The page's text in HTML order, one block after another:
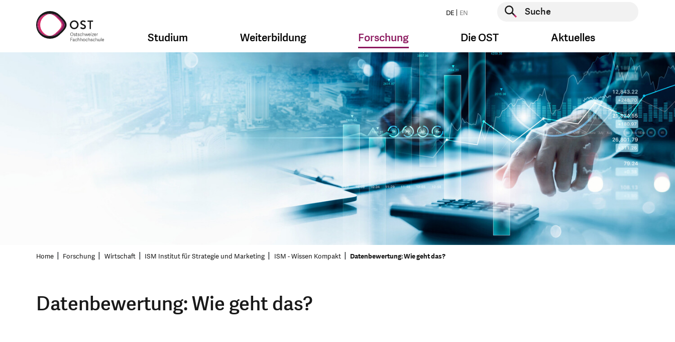
DE EN
Suche starten
Studium Weiterbildung Forschung Die OST Aktuelles
Home Forschung Wirtschaft ISM Institut für Strategie und Marketing ISM - Wissen Kompakt Datenbewertung: Wie geht das?
Datenbewertung: Wie geht das?